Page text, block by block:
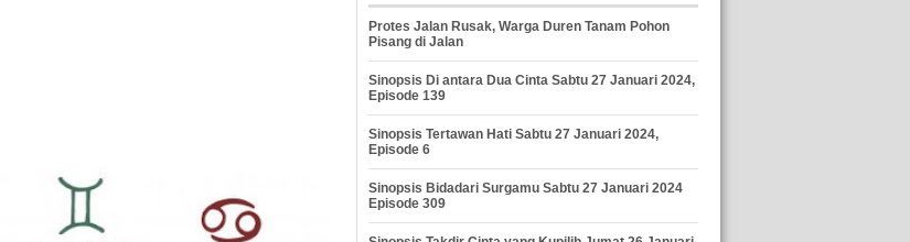
Protes Jalan Rusak, Warga Duren Tanam Pohon
Pisang di Jalan
Sinopsis Di antara Dua Cinta Sabtu 27 Januari 2024,
Episode 139
Sinopsis Tertawan Hati Sabtu 27 Januari 2024,
Episode 6
Sinopsis Bidadari Surgamu Sabtu 27 Januari 2024
Episode 309